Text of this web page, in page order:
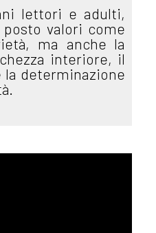
lettori e adulti,
valori come
ma anche la
interiore, il
determinazione